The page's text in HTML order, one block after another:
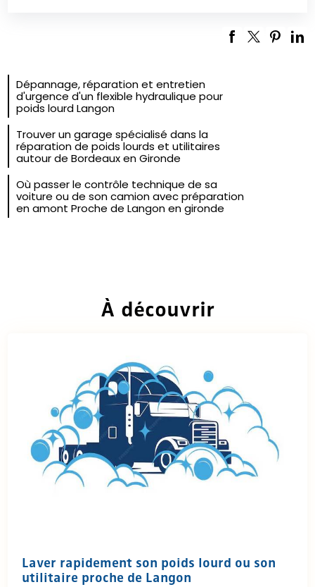
Dépannage, réparation et entretien
d'urgence d'un flexible hydraulique pour
poids lourd Langon
Trouver un garage spécialisé dans la
réparation de poids lourds et utilitaires
autour de Bordeaux en Gironde
Où passer le contrôle technique de sa
voiture ou de son camion avec préparation
en amont Proche de Langon en gironde
À découvrir
Laver rapidement son poids lourd ou son
utilitaire proche de Langon